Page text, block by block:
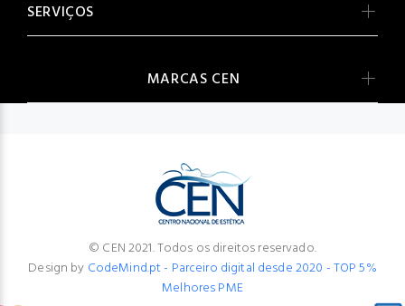
SERVIÇOS
MARCAS CEN
© CEN 2021. Todos os direitos reservado.
Design by CodeMind.pt - Parceiro digital desde 2020 - TOP 5%
Melhores PME